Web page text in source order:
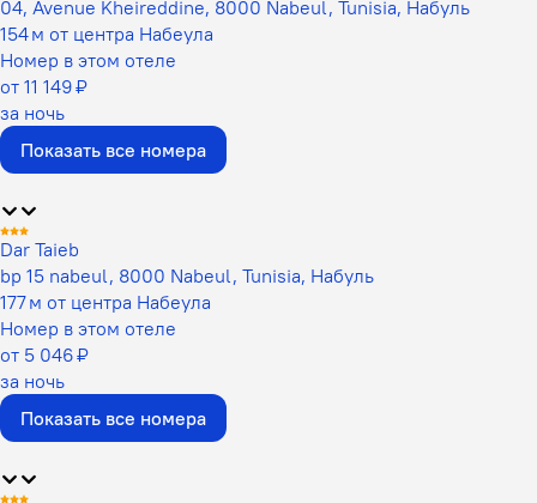
04, Avenue Kheireddine, 8000 Nabeul, Tunisia, Набуль
154 м от центра Набеула
Номер в этом отеле
от 11 149 ₽
за ночь
Показать все номера
Dar Taieb
bp 15 nabeul, 8000 Nabeul, Tunisia, Набуль
177 м от центра Набеула
Номер в этом отеле
от 5 046 ₽
за ночь
Показать все номера